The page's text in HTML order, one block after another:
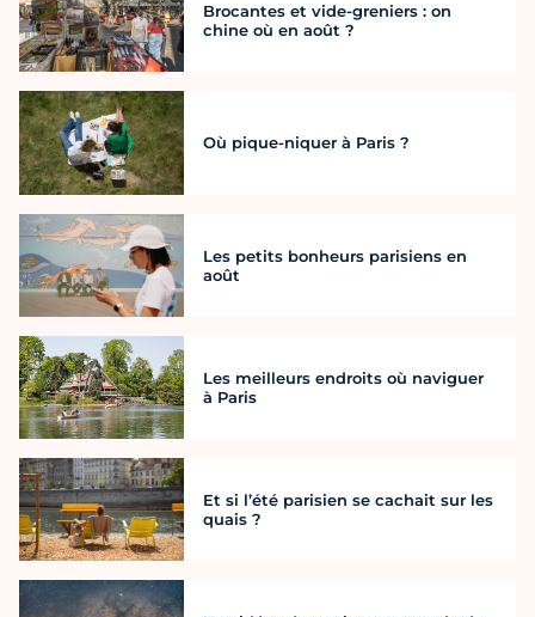
Brocantes et vide-greniers : on
chine où en août ?
Où pique-niquer à Paris ?
Les petits bonheurs parisiens en
août
Les meilleurs endroits où naviguer
à Paris
Et si l’été parisien se cachait sur les
quais ?